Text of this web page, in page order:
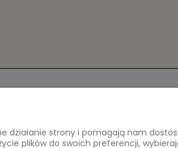
Formy płatności
Czas i koszty dostawy
działanie strony i pomagają nam
plików do swoich preferencji,